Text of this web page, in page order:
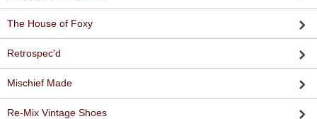
The House of Foxy
Retrospec'd
Mischief Made
Re-Mix Vintage Shoes